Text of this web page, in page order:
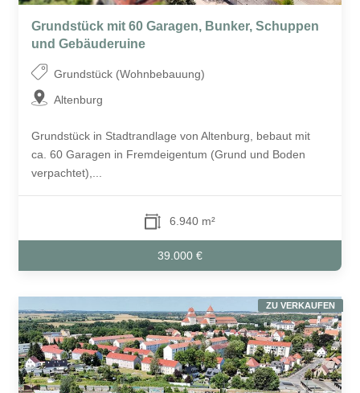
Grundstück mit 60 Garagen, Bunker, Schuppen
und Gebäuderuine
Grundstück (Wohnbebauung)
Altenburg
Grundstück in Stadtrandlage von Altenburg, bebaut mit
ca. 60 Garagen in Fremdeigentum (Grund und Boden
verpachtet),...
6.940 m²
39.000 €
ZU VERKAUFEN